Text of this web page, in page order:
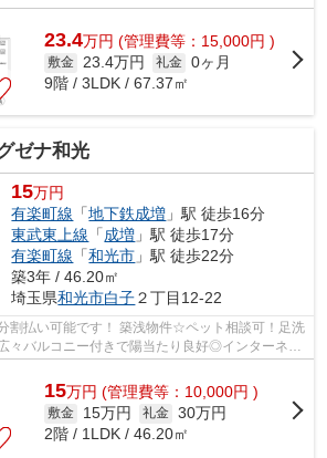
23.4万円 (管理費等：15,000円 )
敷金 23.4万円 礼金 0ヶ月
9階 / 3LDK / 67.37㎡
ゼナ和光
15万円
有楽町線 「地下鉄成増 」駅 徒歩16分
東武東上線 「成増 」駅 徒歩17分
有楽町線 「和光市 」駅 徒歩22分
築3年 / 46.20㎡
埼玉県和光市白子２丁目12-22
割払い可能です！ 築浅物件☆ペット相談可！足洗
バルコニー付きで陽当たり良好◎インターネッ
ズボックス・安...
15万円 (管理費等：10,000円 )
敷金 15万円 礼金 30万円
2階 / 1LDK / 46.20㎡